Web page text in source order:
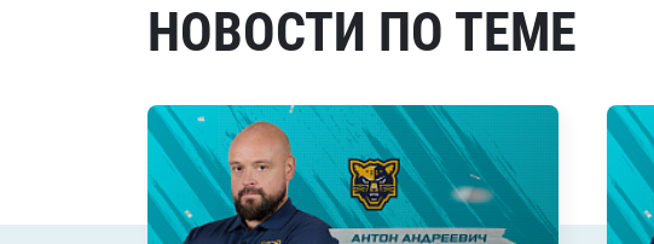
НОВОСТИ ПО ТЕМЕ